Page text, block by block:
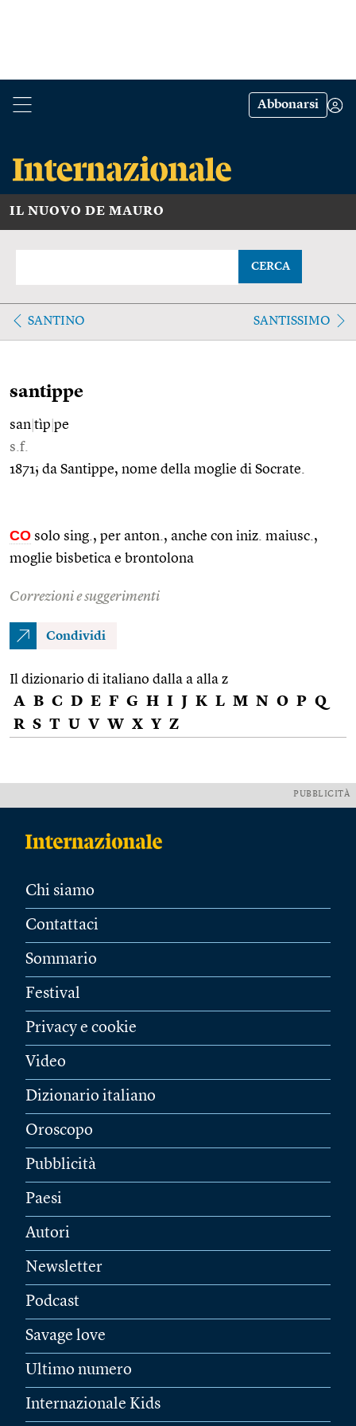
Abbonarsi
IL NUOVO DE MAURO
CERCA
SANTINO SANTISSIMO
santippe
san tìp pe
s.f.
1871; da Santippe, nome della moglie di Socrate.
CO solo sing., per anton., anche con iniz. maiusc.,
moglie bisbetica e brontolona
Correzioni e suggerimenti
Condividi
Il dizionario di italiano dalla a alla z
A B C D E F G H I J K L M N O P Q
R S T U V W X Y Z
PUBBLICITÀ
Chi siamo
Contattaci
Sommario
Festival
Privacy e cookie
Video
Dizionario italiano
Oroscopo
Pubblicità
Paesi
Autori
Newsletter
Podcast
Savage love
Ultimo numero
Internazionale Kids